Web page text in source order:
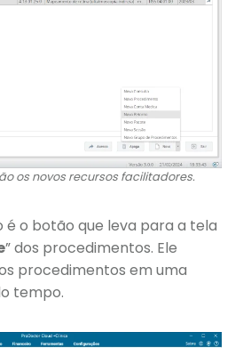
os novos recursos facilitadores.
é o botão que leva para a tela
” dos procedimentos. Ele
procedimentos em uma
tempo.